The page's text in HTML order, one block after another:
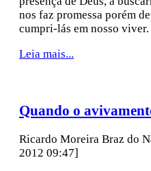
nos faz promessa porém
cumpri-lás em nosso viver.
Leia mais...
Quando o
Ricardo Moreira Braz do
2012 09:47]